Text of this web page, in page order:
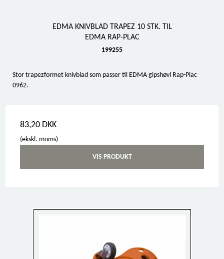
EDMA KNIVBLAD TRAPEZ 10 STK. TIL
EDMA RAP-PLAC
199255
Stor trapezformet knivblad som passer til EDMA gipshøvl Rap-Plac
0962.
83,20 DKK
(ekskl. moms)
VIS PRODUKT